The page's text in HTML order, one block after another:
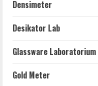
Densimeter
Desikator Lab
Glassware Laboratorium
Gold Meter